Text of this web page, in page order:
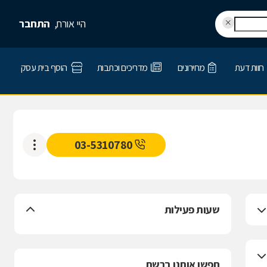
היי אורח, התחבר
חוות דעת מחירונים מדריכים וכתבות הוסף בית עסק
03-5310780
שעות פעילות